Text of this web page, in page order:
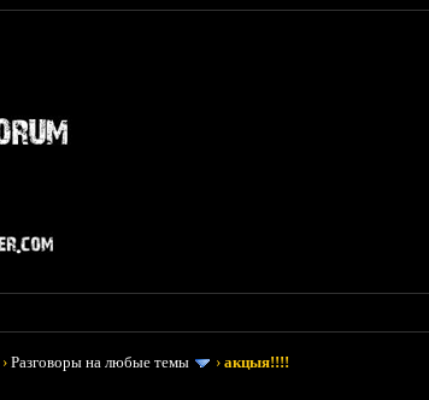
›Разговоры на любые темы ›акцыя!!!!